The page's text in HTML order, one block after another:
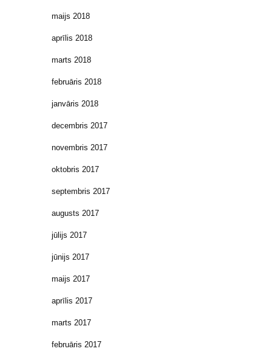
maijs 2018
aprīlis 2018
marts 2018
februāris 2018
janvāris 2018
decembris 2017
novembris 2017
oktobris 2017
septembris 2017
augusts 2017
jūlijs 2017
jūnijs 2017
maijs 2017
aprīlis 2017
marts 2017
februāris 2017